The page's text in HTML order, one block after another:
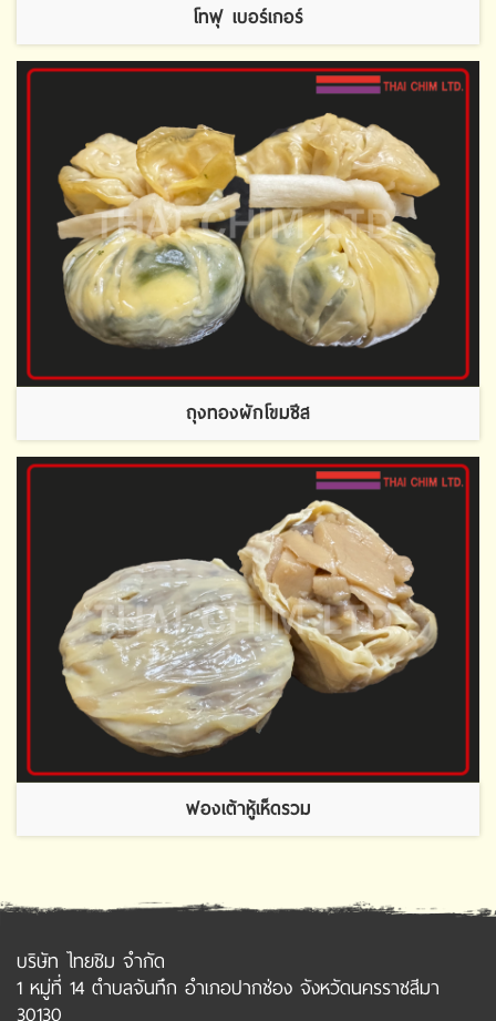
โทฟุ เบอร์เกอร์
ถุงทองผักโขมชีส
ฟองเต้าหู้เห็ดรวม
บริษัท ไทยชิม จำกัด
1 หมู่ที่ 14 ตำบลจันทึก อำเภอปากช่อง จังหวัดนครราชสีมา
30130